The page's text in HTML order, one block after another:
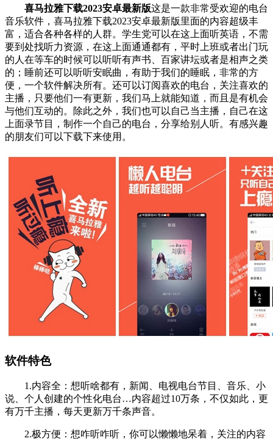
喜马拉雅下载2023安卓最新版这是一款非常受欢迎的电台
音乐软件，喜马拉雅下载2023安卓最新版里面的内容超级丰
富，适合各种各样的人群。学生党可以在这上面听英语，不需
要到处找听力资源，在这上面通通都有，平时上班或者出门玩
的人在等车的时候可以听听有声书、百家讲坛或者是相声之类
的；睡前还可以听听安眠曲，有助于我们的睡眠，非常的方
便，一个软件解决所有。还可以订阅喜欢的电台，关注喜欢的
主播，只要他们一有更新，我们马上就能知道，而且是有机会
与他们互动的。除此之外，我们也可以自己当主播，自己在这
上面录节目，制作一个自己的电台，分享给别人听。有感兴趣
的朋友们可以下载下来使用。
软件特色
1.内容全：想听啥都有，新闻、电视电台节目、音乐、小
说、个人创建的个性化电台…内容超过10万条，不仅如此，更
有万千主播，每天更新万千条声音。
2.极方便：想咋听咋听，你可以懒懒地呆着，关注的内容